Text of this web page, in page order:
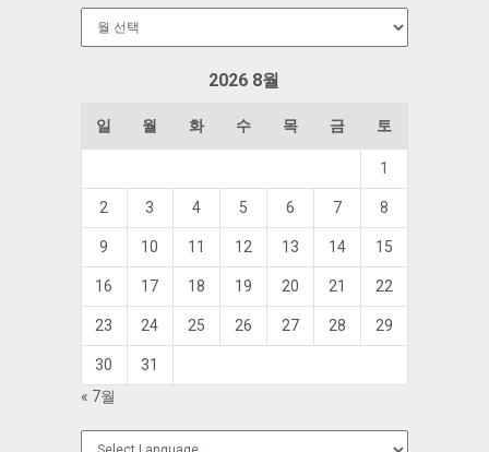
2026 8월
일 월 화 수 목 금 토
1
2 3 4 5 6 7 8
9 10 11 12 13 14 15
16 17 18 19 20 21 22
23 24 25 26 27 28 29
30
31
« 7월